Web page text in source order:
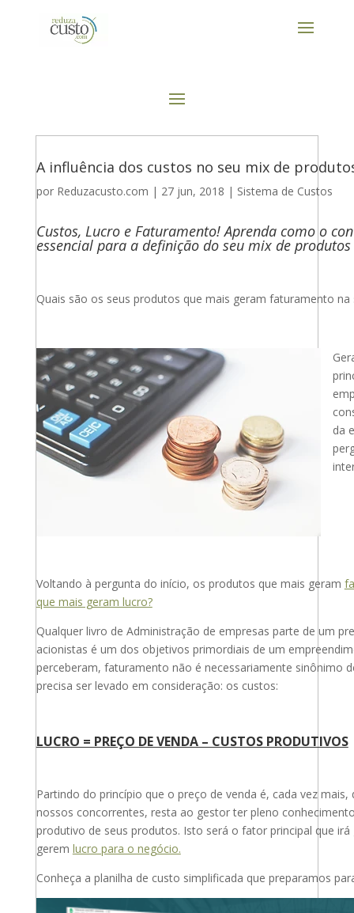
A influência dos custos no seu mix de
por Reduzacusto.com | 27 jun, 2018 | Sistema de Custos
Custos, Lucro e Faturamento! Aprenda como o
essencial para a definição do seu mix de
Quais são os seus produtos que mais geram faturamento na
da
Voltando à pergunta do início, os produtos que mais geram
que mais geram lucro?
Qualquer livro de Administração de empresas parte de um
acionistas é um dos objetivos primordiais de um
perceberam, faturamento não é necessariamente sinônimo
precisa ser levado em consideração: os custos:
LUCRO = PREÇO DE VENDA – CUSTOS PRODUTIVOS
Partindo do princípio que o preço de venda é, cada vez
nossos concorrentes, resta ao gestor ter pleno
produtivo de seus produtos. Isto será o fator principal que
gerem lucro para o negócio.
Conheça a planilha de custo simplificada que preparamos